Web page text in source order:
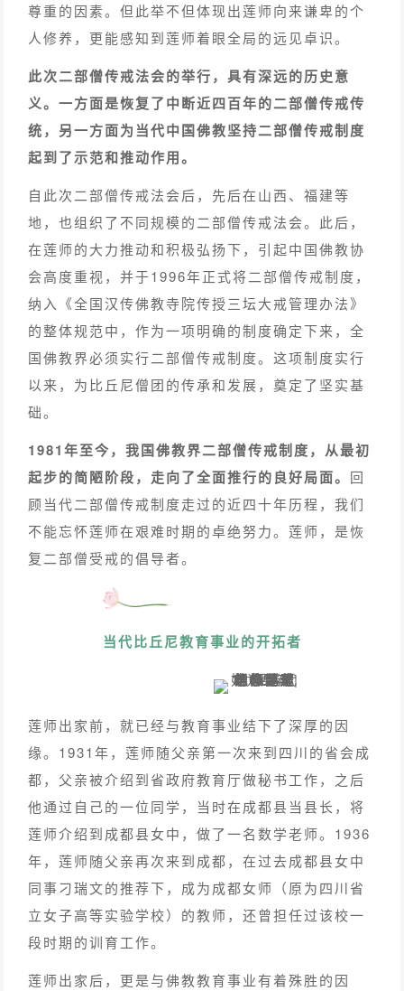
尊重的因素。但此举不但体现出莲师向来谦卑的个
人修养，更能感知到莲师着眼全局的远见卓识。
此次二部僧传戒法会的举行，具有深远的历史意
义。一方面是恢复了中断近四百年的二部僧传戒传
统，另一方面为当代中国佛教坚持二部僧传戒制度
起到了示范和推动作用。
自此次二部僧传戒法会后，先后在山西、福建等
地，也组织了不同规模的二部僧传戒法会。此后，
在莲师的大力推动和积极弘扬下，引起中国佛教协
会高度重视，并于1996年正式将二部僧传戒制度，
纳入《全国汉传佛教寺院传授三坛大戒管理办法》
的整体规范中，作为一项明确的制度确定下来，全
国佛教界必须实行二部僧传戒制度。这项制度实行
以来，为比丘尼僧团的传承和发展，奠定了坚实基
础。
1981年至今，我国佛教界二部僧传戒制度，从最初
起步的简陋阶段，走向了全面推行的良好局面。 回
顾当代二部僧传戒制度走过的近四十年历程，我们
不能忘怀莲师在艰难时期的卓绝努力。莲师，是恢
复二部僧受戒的倡导者。
当代比丘尼教育事业的开拓者
莲师出家前，就已经与教育事业结下了深厚的因
缘。1931年，莲师随父亲第一次来到四川的省会成
都，父亲被介绍到省政府教育厅做秘书工作，之后
他通过自己的一位同学，当时在成都县当县长，将
莲师介绍到成都县女中，做了一名数学老师。1936
年，莲师随父亲再次来到成都，在过去成都县女中
同事刁瑞文的推荐下，成为成都女师（原为四川省
立女子高等实验学校）的教师，还曾担任过该校一
段时期的训育工作。
莲师出家后，更是与佛教教育事业有着殊胜的因